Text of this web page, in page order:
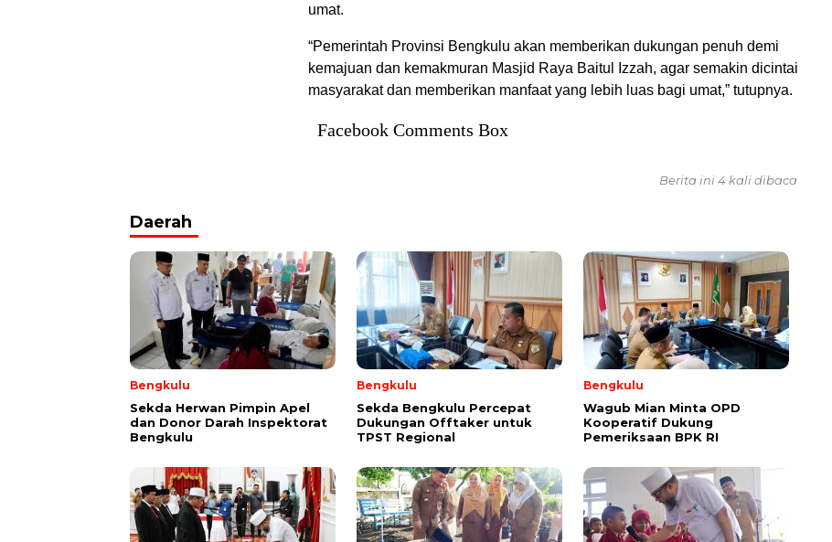
umat.
“Pemerintah Provinsi Bengkulu akan memberikan dukungan penuh demi
kemajuan dan kemakmuran Masjid Raya Baitul Izzah, agar semakin dicintai
masyarakat dan memberikan manfaat yang lebih luas bagi umat,” tutupnya.
Facebook Comments Box
Berita ini 4 kali dibaca
Daerah
Bengkulu
Sekda Herwan Pimpin Apel
dan Donor Darah Inspektorat
Bengkulu
Bengkulu
Sekda Bengkulu Percepat
Dukungan Offtaker untuk
TPST Regional
Bengkulu
Wagub Mian Minta OPD
Kooperatif Dukung
Pemeriksaan BPK RI